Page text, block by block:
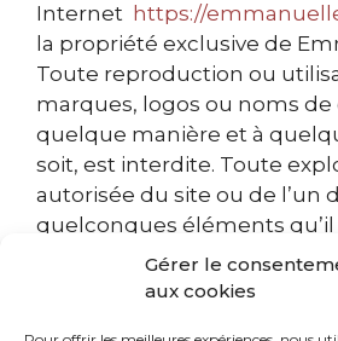
Gérer le
aux cookies
Internet https://
la propriété exclusive de
Toute reproduction ou
marques, logos ou noms de
quelque manière et à
soit, est interdite. Toute
autorisée du site ou de l’un
quelconques éléments
considérée comme
contrefaçon et peut donner